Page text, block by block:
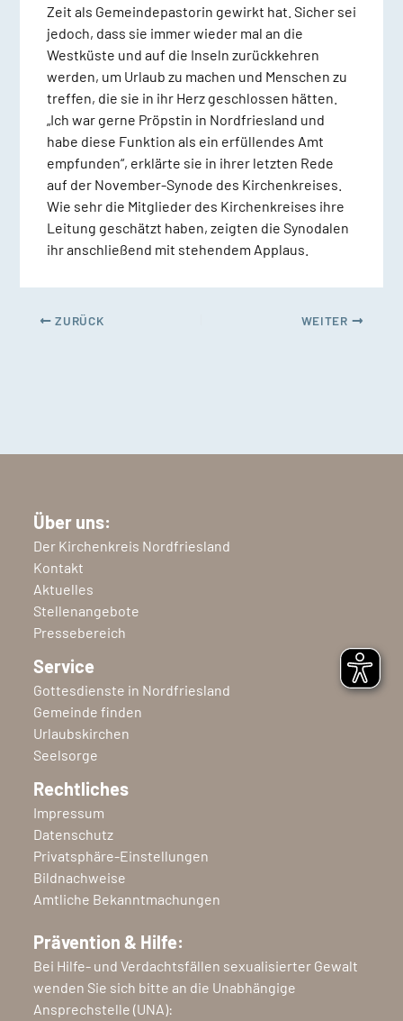
Zeit als Gemeindepastorin gewirkt hat. Sicher sei
jedoch, dass sie immer wieder mal an die
Westküste und auf die Inseln zurückkehren
werden, um Urlaub zu machen und Menschen zu
treffen, die sie in ihr Herz geschlossen hätten.
„Ich war gerne Pröpstin in Nordfriesland und
habe diese Funktion als ein erfüllendes Amt
empfunden“, erklärte sie in ihrer letzten Rede
auf der November-Synode des Kirchenkreises.
Wie sehr die Mitglieder des Kirchenkreises ihre
Leitung geschätzt haben, zeigten die Synodalen
ihr anschließend mit stehendem Applaus.
ZURÜCK WEITER
Über uns:
Der Kirchenkreis Nordfriesland
Kontakt
Aktuelles
Stellenangebote
Pressebereich
Service
Gottesdienste in Nordfriesland
Gemeinde finden
Urlaubskirchen
Seelsorge
Rechtliches
Impressum
Datenschutz
Privatsphäre-Einstellungen
Bildnachweise
Amtliche Bekanntmachungen
Prävention & Hilfe:
Bei Hilfe- und Verdachtsfällen sexualisierter Gewalt
wenden Sie sich bitte an die Unabhängige
Ansprechstelle (UNA):